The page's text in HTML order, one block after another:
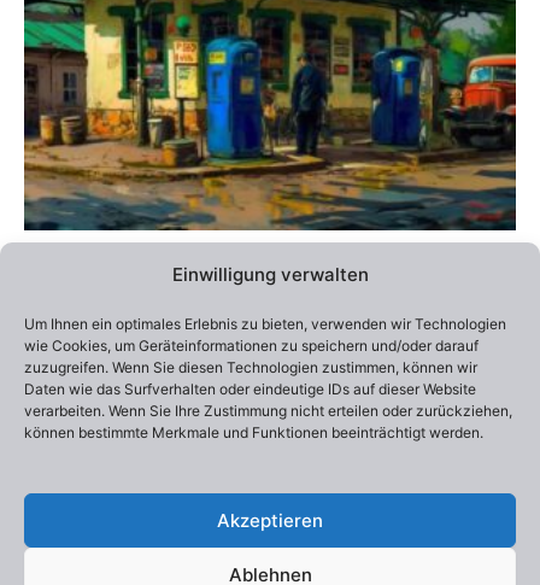
Einwilligung verwalten
Um Ihnen ein optimales Erlebnis zu bieten, verwenden wir Technologien
wie Cookies, um Geräteinformationen zu speichern und/oder darauf
zuzugreifen. Wenn Sie diesen Technologien zustimmen, können wir
Daten wie das Surfverhalten oder eindeutige IDs auf dieser Website
verarbeiten. Wenn Sie Ihre Zustimmung nicht erteilen oder zurückziehen,
können bestimmte Merkmale und Funktionen beeinträchtigt werden.
Akzeptieren
Ablehnen
Edition 100
Otto Frühwach „In the South“
290,00€–550,00€
Ausführung wählen
auf
der
Produktseite
gewählt
werden